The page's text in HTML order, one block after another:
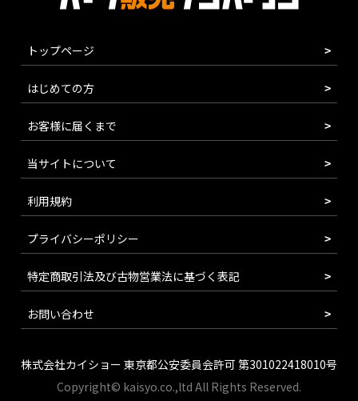
トップページ
はじめての方
お客様に届くまで
当サイトについて
利用規約
プライバシーポリシー
特定商取引法及び古物営業法に基づく表記
お問い合わせ
株式会社カイショー 東京都公安委員会許可 第301022418010号
Copyright© kaisyo.co.,ltd All Rights Reserved.